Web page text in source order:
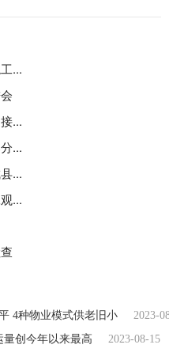
...
...
...
...
...
4种物业模式供老旧小
2023-
量创今年以来最高
2023-08-15